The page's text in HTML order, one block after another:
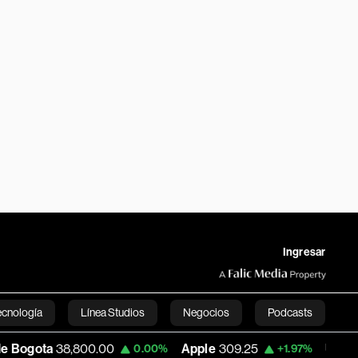
Ingresar
Línea Studios Negocios Podcasts
English
0.00% Apple 309.25 +1.97% USD COP 3,195.99